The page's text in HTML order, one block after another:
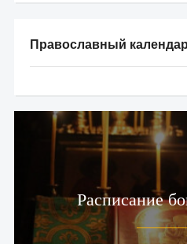
Православный
Расписание